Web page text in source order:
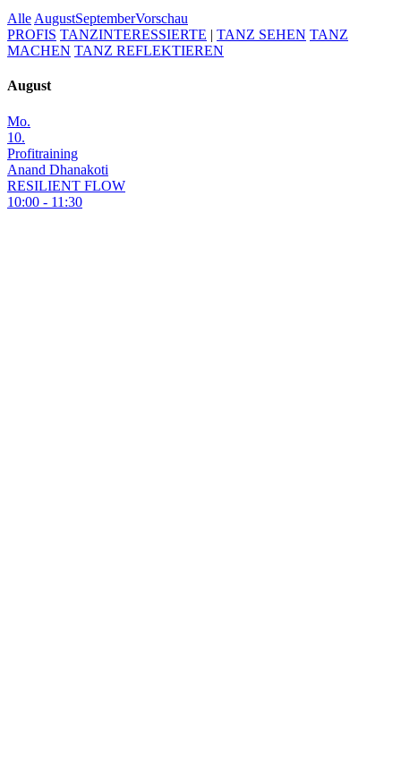
Alle AugustSeptemberVorschau
PROFIS TANZINTERESSIERTE | TANZ SEHEN TANZ
MACHEN TANZ REFLEKTIEREN
August
Mo.
10.
Profitraining
Anand Dhanakoti
RESILIENT FLOW
10:00 - 11:30